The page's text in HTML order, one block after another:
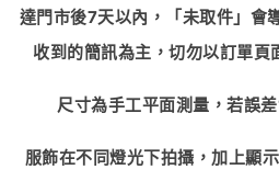
達門市後7天以內，「未取件」會
收到的簡訊為主，切勿以訂單頁
尺寸為手工平面測量，若誤差
服飾在不同燈光下拍攝，加上顯